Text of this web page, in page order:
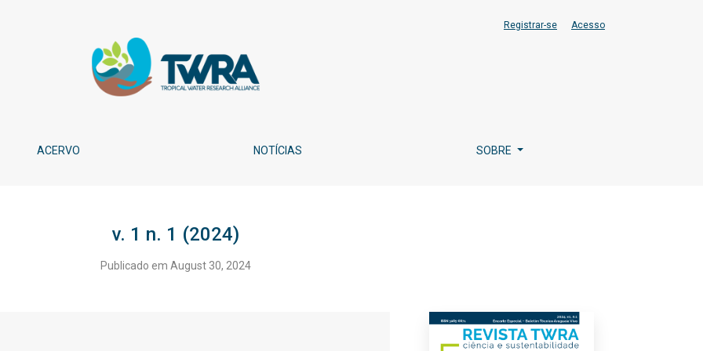
ACERVO NOTÍCIAS SOBRE
Registrar-se Acesso
v. 1 n. 1 (2024)
Publicado em August 30, 2024